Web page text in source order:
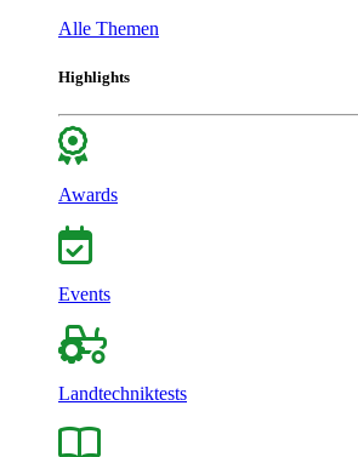
Alle Themen
Highlights
Awards
Events
Landtechniktests